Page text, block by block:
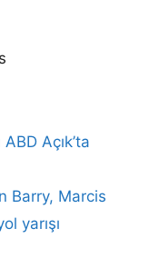
Açık’ta
Barry, Marcis
yarışı